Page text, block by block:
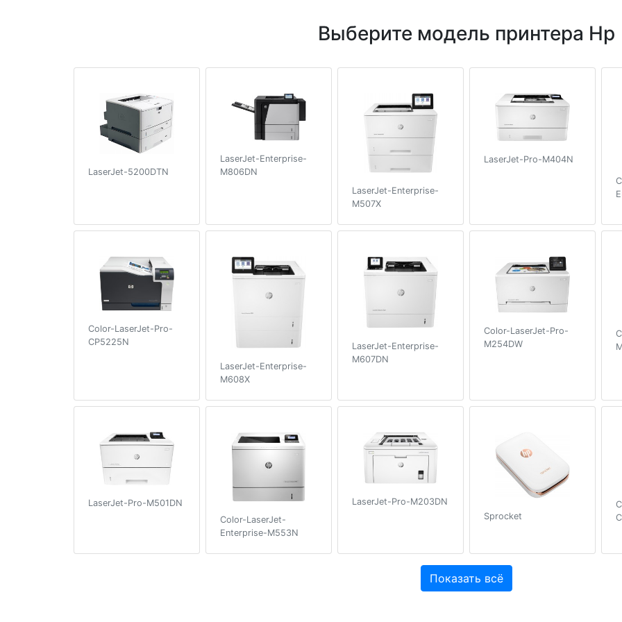
Выберите модель принтера Hp
LaserJet-5200DTN
LaserJet-Enterprise-
M806DN
LaserJet-Enterprise-
M507X
LaserJet-Pro-M404N
Color-LaserJet-Pro-
CP5225N
LaserJet-Enterprise-
M608X
LaserJet-Enterprise-
M607DN
Color-LaserJet-Pro-
M254DW
LaserJet-Pro-M501DN
Color-LaserJet-
Enterprise-M553N
LaserJet-Pro-M203DN
Sprocket
Показать всё